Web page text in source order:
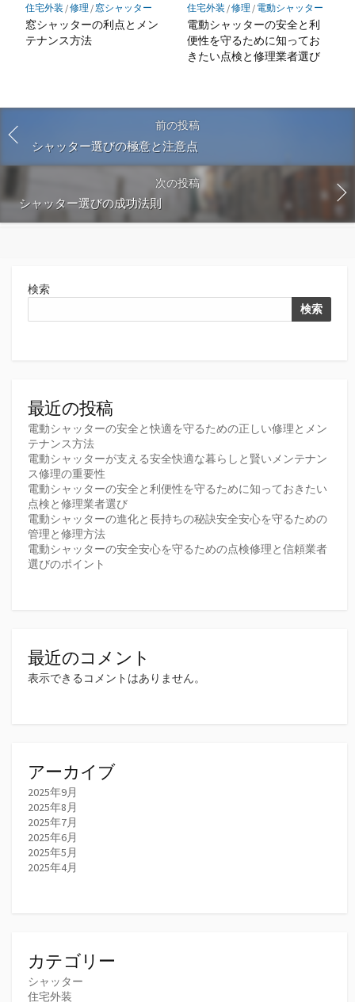
住宅外装 /修理 / 窓シャッター
窓シャッターの利点とメン
テナンス方法
住宅外装 /修理 / 電動シャッター
電動シャッターの安全と利
便性を守るために知ってお
きたい点検と修理業者選び
前の投稿
シャッター選びの極意と注意点
次の投稿
シャッター選びの成功法則
検索
検索
最近の投稿
電動シャッターの安全と快適を守るための正しい修理とメン
テナンス方法
電動シャッターが支える安全快適な暮らしと賢いメンテナン
ス修理の重要性
電動シャッターの安全と利便性を守るために知っておきたい
点検と修理業者選び
電動シャッターの進化と長持ちの秘訣安全安心を守るための
管理と修理方法
電動シャッターの安全安心を守るための点検修理と信頼業者
選びのポイント
最近のコメント
表示できるコメントはありません。
アーカイブ
2025年9月
2025年8月
2025年7月
2025年6月
2025年5月
2025年4月
カテゴリー
シャッター
住宅外装